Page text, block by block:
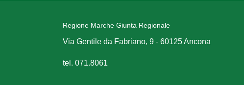
Regione Marche Giunta Regionale
Via Gentile da Fabriano, 9 - 60125 Ancona
tel. 071.8061